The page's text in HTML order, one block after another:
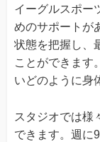
イーグルスポー
めのサポートが
状態を把握し、
ことができます
いどのように身
スタジオでは様
できます。週に